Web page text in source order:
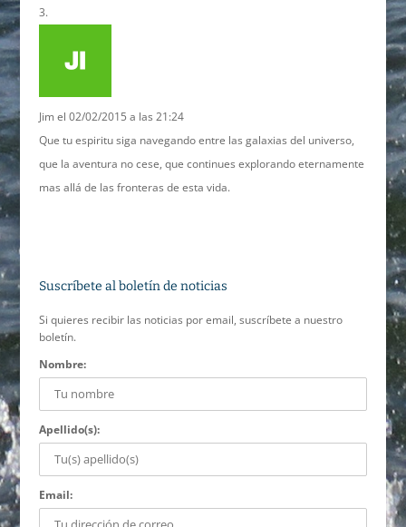
Jim el 02/02/2015 a las 21:24
Que tu espiritu siga navegando entre las galaxias del universo,
que la aventura no cese, que continues explorando eternamente
mas allá de las fronteras de esta vida.
Suscríbete al boletín de noticias
Si quieres recibir las noticias por email, suscríbete a nuestro
boletín.
Nombre:
Apellido(s):
Email: